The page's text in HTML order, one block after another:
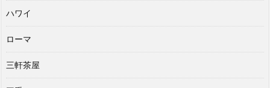
ハワイ
ローマ
三軒茶屋